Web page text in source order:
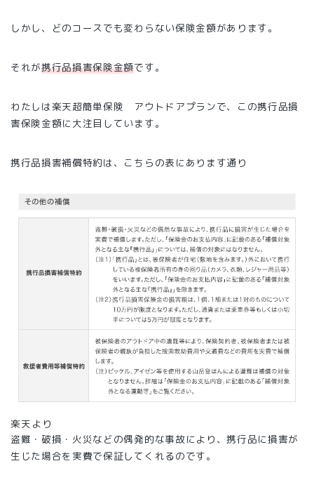
しかし、どのコースでも変わらない保険金額があります。
それが携行品損害保険金額です。
わたしは楽天超簡単保険 アウトドアプランで、この携行品損
害保険金額に大注目しています。
携行品損害補償特約は、こちらの表にあります通り
楽天より
盗難・破損・火災などの偶発的な事故により、携行品に損害が
生じた場合を実費で保証してくれるのです。